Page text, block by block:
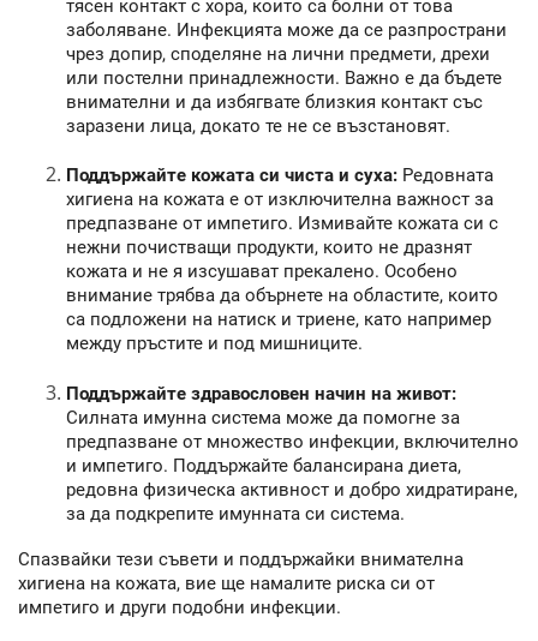
тясен контакт с хора, които са болни от това
заболяване. Инфекцията може да се разпространи
чрез допир, споделяне на лични предмети, дрехи
или постелни принадлежности. Важно е да бъдете
внимателни и да избягвате близкия контакт със
заразени лица, докато те не се възстановят.
Поддържайте кожата си чиста и суха: Редовната
хигиена на кожата е от изключителна важност за
предпазване от импетиго. Измивайте кожата си с
нежни почистващи продукти, които не дразнят
кожата и не я изсушават прекалено. Особено
внимание трябва да обърнете на областите, които
са подложени на натиск и триене, като например
между пръстите и под мишниците.
Поддържайте здравословен начин на живот:
Силната имунна система може да помогне за
предпазване от множество инфекции, включително
и импетиго. Поддържайте балансирана диета,
редовна физическа активност и добро хидратиране,
за да подкрепите имунната си система.
Спазвайки тези съвети и поддържайки внимателна
хигиена на кожата, вие ще намалите риска си от
импетиго и други подобни инфекции.